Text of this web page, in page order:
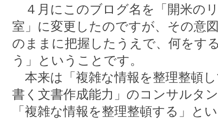
４月にこのブログ名を「開米の
室」に変更したのですが、その意
のままに把握したうえで、何をす
う」ということです。
本来は「複雑な情報を整理整頓
書く文書作成能力」のコンサルタ
「複雑な情報を整理整頓する」と